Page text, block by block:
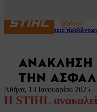
Ανακλήσεις
ΑΝΆΚΛΗΣΗ
ΤΗΝ
Αθήνα, 13 Ιανουαρίου 2025
Η STIHL